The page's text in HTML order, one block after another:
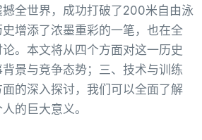
全世界，成功打破了200米自由泳
增添了浓墨重彩的一笔，也在全
。本文将从四个方面对这一历史
景与竞争态势；三、技术与训练
的深入探讨，我们可以全面了解
的巨大意义。